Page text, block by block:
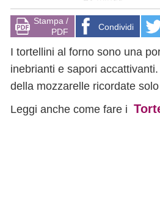
Stampa /
PDF
Condividi
I tortellini al forno sono una
inebrianti e sapori
della mozzarelle ricordate
Leggi anche come fare i